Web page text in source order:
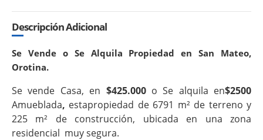
Descripción Adicional
Se Vende o Se Alquila Propiedad en San Mateo,
Orotina.
Se vende Casa, en $425.000 o Se alquila en$2500
Amueblada, estapropiedad de 6791 m² de terreno y
225 m² de construcción, ubicada en una zona
residencial muy segura.